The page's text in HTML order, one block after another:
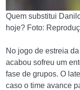
Quem substitui
hoje? Foto:
No jogo de estreia da
acabou sofreu um
fase de grupos. O
caso o time avance